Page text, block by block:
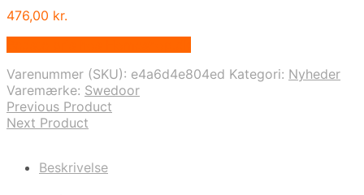
476,00 kr.
Varenummer (SKU): e4a6d4e804ed Kategori: Nyheder
Varemærke: Swedoor
Previous Product
Next Product
Beskrivelse